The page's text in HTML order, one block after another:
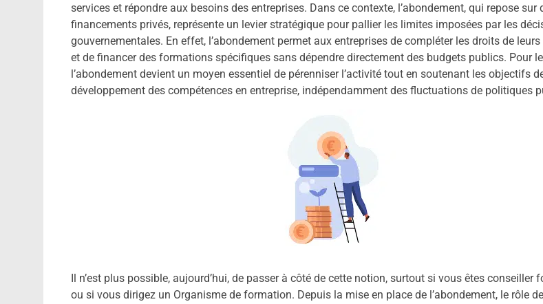
services et répondre aux besoins des entreprises. Dans ce contexte, l’abondement, qui repose sur
financements privés, représente un levier stratégique pour pallier les limites imposées par les
gouvernementales. En effet, l’abondement permet aux entreprises de compléter les droits de
et de financer des formations spécifiques sans dépendre directement des budgets publics. Pour
l’abondement devient un moyen essentiel de pérenniser l’activité tout en soutenant les objectifs
développement des compétences en entreprise, indépendamment des fluctuations de politiques
Il n’est plus possible, aujourd’hui, de passer à côté de cette notion, surtout si vous êtes conseiller
ou si vous dirigez un Organisme de formation. Depuis la mise en place de l’abondement, le rôle